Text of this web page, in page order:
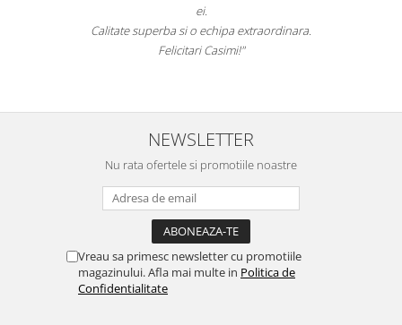
Calitate superba si o echipa extraordinara.
Felicitari Casimi!"
NEWSLETTER
Nu rata ofertele si promotiile noastre
Vreau sa primesc newsletter cu promotiile
magazinului. Afla mai multe in Politica de
Confidentialitate